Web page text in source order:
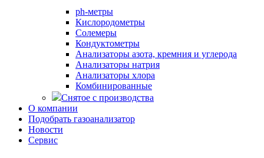
ph-метры
Кислородометры
Солемеры
Кондуктометры
Анализаторы азота, кремния и углерода
Анализаторы натрия
Анализаторы хлора
Комбинированные
Снятое с производства
О компании
Подобрать газоанализатор
Новости
Сервис